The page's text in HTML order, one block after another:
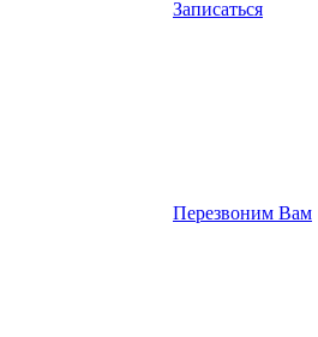
Записаться
Перезвоним Вам